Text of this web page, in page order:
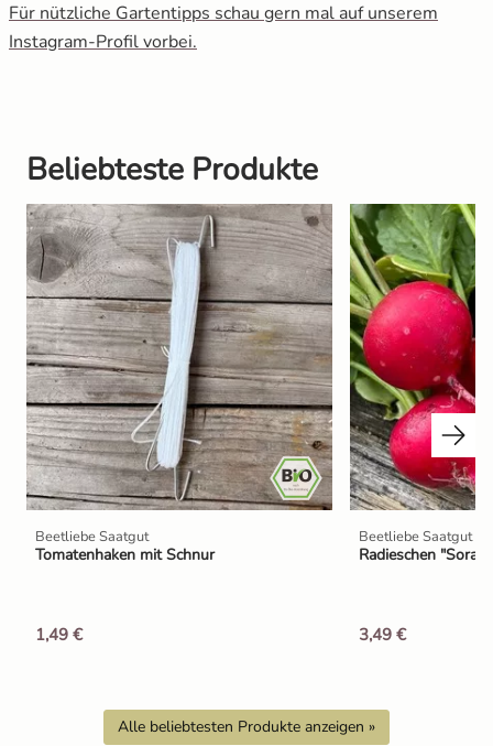
Für nützliche Gartentipps schau gern mal auf unserem
Instagram-Profil vorbei.
Beliebteste Produkte
Beetliebe Saatgut
Tomatenhaken mit Schnur
1,49 €
Beetliebe Saatgut
Radieschen "Sora"
3,49 €
Alle beliebtesten Produkte anzeigen »